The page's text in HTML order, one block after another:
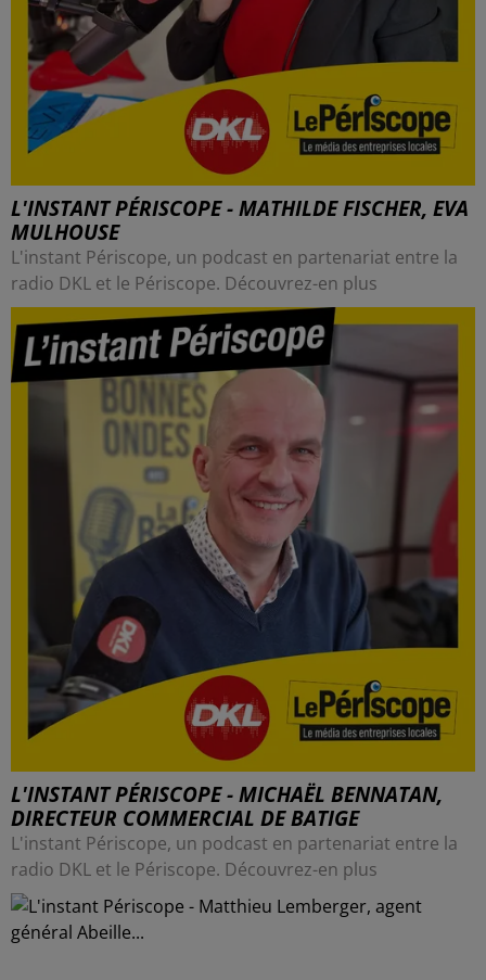
L'INSTANT PÉRISCOPE - MATHILDE FISCHER, EVA
MULHOUSE
L'instant Périscope, un podcast en partenariat entre la
radio DKL et le Périscope. Découvrez-en plus
L'INSTANT PÉRISCOPE - MICHAËL BENNATAN,
DIRECTEUR COMMERCIAL DE BATIGE
L'instant Périscope, un podcast en partenariat entre la
radio DKL et le Périscope. Découvrez-en plus